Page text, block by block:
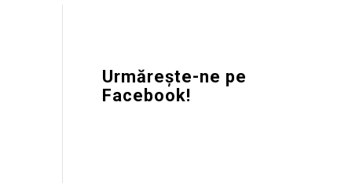
Urmărește-ne pe
Facebook!